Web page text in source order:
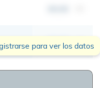
00,00 mt
para ver los datos